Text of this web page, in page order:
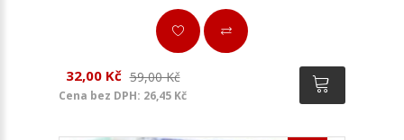
32,00 Kč 59,00 Kč
Cena bez DPH: 26,45 Kč